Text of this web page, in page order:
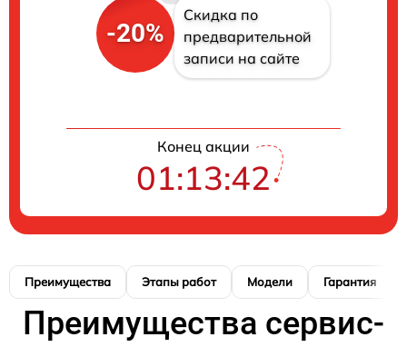
-20%
Скидка по
предварительной
записи на сайте
Конец акции
01:13:42
Преимущества Этапы работ Модели Гарантия
Преимущества сервис-